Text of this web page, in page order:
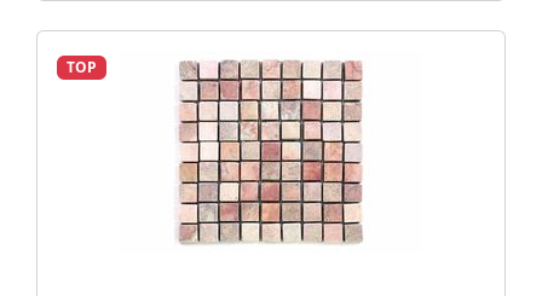
TOP